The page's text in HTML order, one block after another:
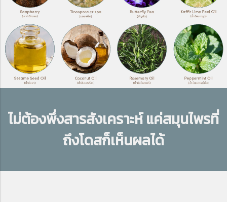
ไม่ต้องพึ่งสารสังเคราะห์แค่สมุนไพรที่
ถึงโดสก็เห็นผลได้